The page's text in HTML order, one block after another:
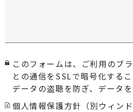
このフォームは、ご利用のブ
との通信をSSLで暗号化する
データの盗聴を防ぎ、データを
個人情報保護方針（別ウィンド